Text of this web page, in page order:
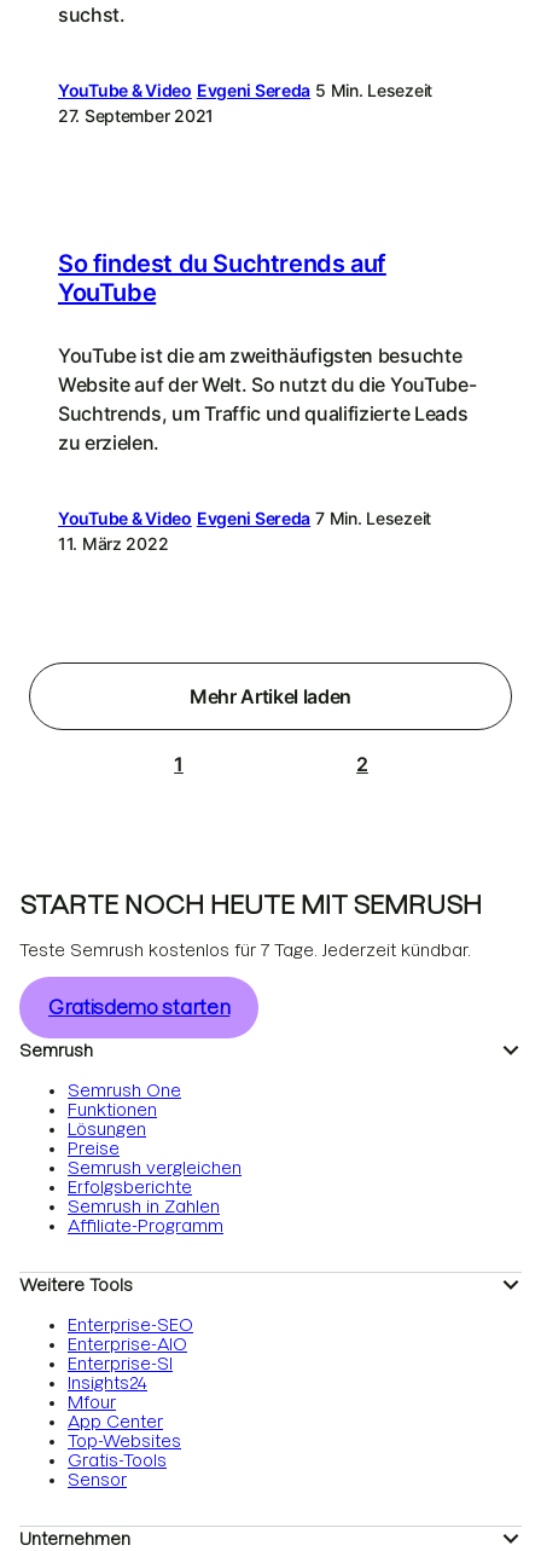
suchst.
YouTube & Video Evgeni Sereda 5 Min. Lesezeit
27. September 2021
So findest du Suchtrends auf
YouTube
YouTube ist die am zweithäufigsten besuchte
Website auf der Welt. So nutzt du die YouTube-
Suchtrends, um Traffic und qualifizierte Leads
zu erzielen.
YouTube & Video Evgeni Sereda 7 Min. Lesezeit
11. März 2022
Mehr Artikel laden
1 2
STARTE NOCH HEUTE MIT SEMRUSH
Teste Semrush kostenlos für 7 Tage. Jederzeit kündbar.
Gratisdemo starten
Semrush
Semrush One
Funktionen
Lösungen
Preise
Semrush vergleichen
Erfolgsberichte
Semrush in Zahlen
Affiliate-Programm
Weitere Tools
Enterprise-SEO
Enterprise-AIO
Enterprise-SI
Insights24
Mfour
App Center
Top-Websites
Gratis-Tools
Sensor
Unternehmen